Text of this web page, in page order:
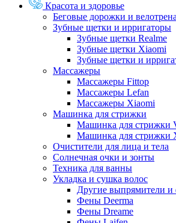
Красота и здоровье
Беговые дорожки и
Зубные щетки и ирригаторы
Зубные щетки Realme
Зубные щетки Xiaomi
Зубные щетки и
Массажеры
Массажеры Fittop
Массажеры Lefan
Массажеры Xiaomi
Машинка для стрижки
Машинка для стрижки
Машинка для стрижки
Очистители для лица и тела
Солнечная очки и зонты
Техника для ванны
Укладка и сушка волос
Другие выпрямители
Фены Deerma
Фены Dreame